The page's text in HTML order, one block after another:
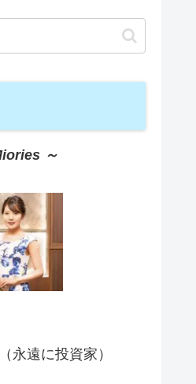
～
（永遠に投資家）